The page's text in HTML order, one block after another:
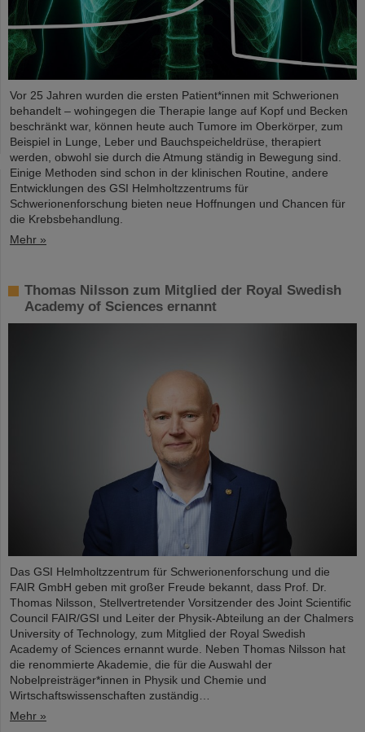
Vor 25 Jahren wurden die ersten Patient*innen mit Schwerionen
behandelt – wohingegen die Therapie lange auf Kopf und Becken
beschränkt war, können heute auch Tumore im Oberkörper, zum
Beispiel in Lunge, Leber und Bauchspeicheldrüse, therapiert
werden, obwohl sie durch die Atmung ständig in Bewegung sind.
Einige Methoden sind schon in der klinischen Routine, andere
Entwicklungen des GSI Helmholtzzentrums für
Schwerionenforschung bieten neue Hoffnungen und Chancen für
die Krebsbehandlung.
Mehr »
Thomas Nilsson zum Mitglied der Royal Swedish
Academy of Sciences ernannt
Das GSI Helmholtzzentrum für Schwerionenforschung und die
FAIR GmbH geben mit großer Freude bekannt, dass Prof. Dr.
Thomas Nilsson, Stellvertretender Vorsitzender des Joint Scientific
Council FAIR/GSI und Leiter der Physik-Abteilung an der Chalmers
University of Technology, zum Mitglied der Royal Swedish
Academy of Sciences ernannt wurde. Neben Thomas Nilsson hat
die renommierte Akademie, die für die Auswahl der
Nobelpreisträger*innen in Physik und Chemie und
Wirtschaftswissenschaften zuständig…
Mehr »